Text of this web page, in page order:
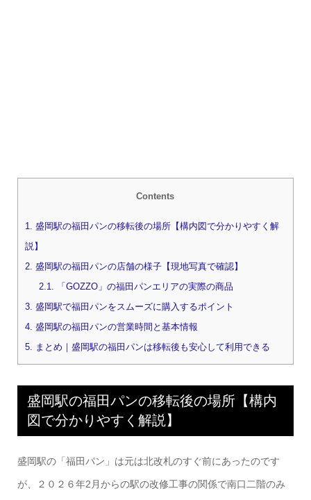
Contents
1. 盛岡駅の福田パンの移転後の場所【構内図で分かりやすく解
説】
2. 盛岡駅の福田パンの店舗の様子【現地写真で確認】
2.1. 「GOZZO」の福田パンエリアの実際の商品
3. 盛岡駅で福田パンをスムーズに購入するポイント
4. 盛岡駅の福田パンの営業時間と基本情報
5. まとめ｜盛岡駅の福田パンは移転後も安心して利用できる
盛岡駅の福田パンの移転後の場所【構内
図で分かりやすく解説】
盛岡駅の「福田パン」は元は北改札のすぐ前にあったのです
が、２０２６年2月からの駅の改修工事の関係で南口二階のみ